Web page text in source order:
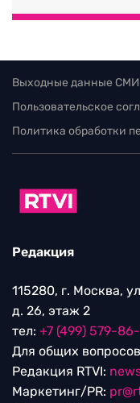
Выходные данные СМИ
Пользовательское
Политика обработки
Редакция
115280, г. Москва,
д. 26, этаж 2
тел: +7 (499) 579-
Для общих
Редакция RTVI:
Маркетинг/PR: